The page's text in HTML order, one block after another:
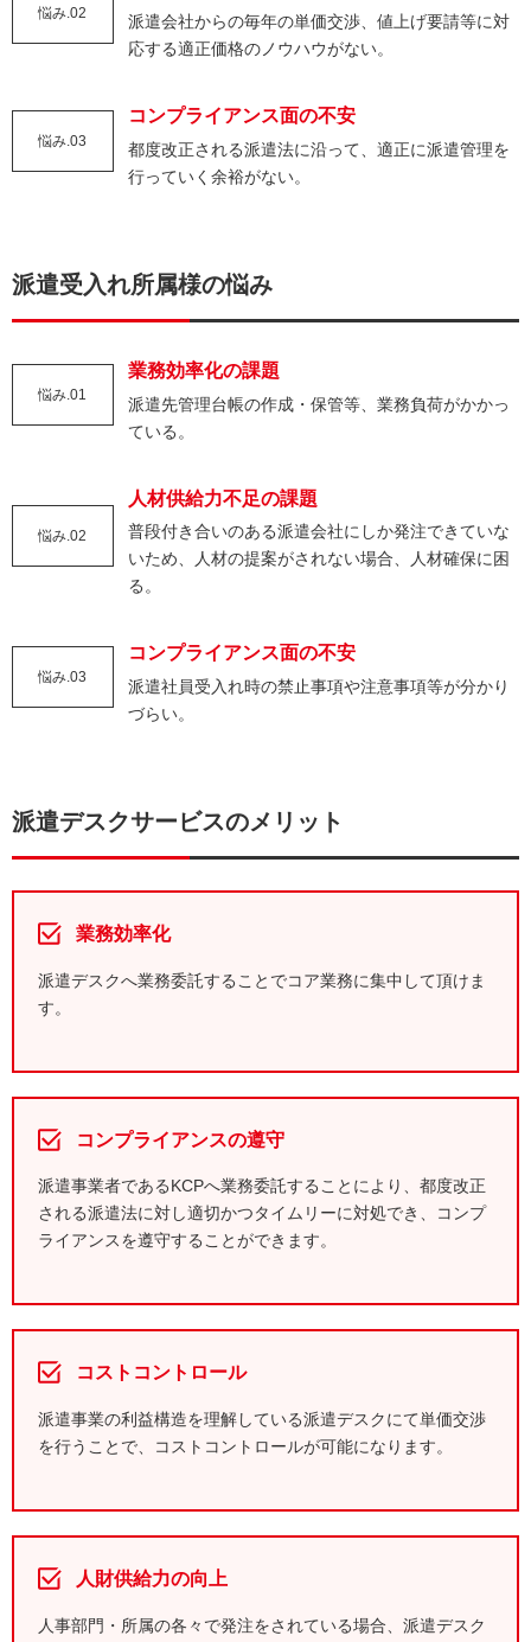
悩み.02
派遣会社からの毎年の単価交渉、値上げ要請等に対
応する適正価格のノウハウがない。
悩み.03
コンプライアンス面の不安
都度改正される派遣法に沿って、適正に派遣管理を
行っていく余裕がない。
派遣受入れ所属様の悩み
悩み.01
業務効率化の課題
派遣先管理台帳の作成・保管等、業務負荷がかかっ
ている。
悩み.02
人材供給力不足の課題
普段付き合いのある派遣会社にしか発注できていな
いため、
人材の提案がされない場合、人材確保に困
る。
悩み.03
コンプライアンス面の不安
派遣社員受入れ時の禁止事項や注意事項等が分かり
づらい。
派遣デスクサービスのメリット
業務効率化
派遣デスクへ業務委託することでコア業務に集中して頂けま
す。
コンプライアンスの遵守
派遣事業者であるKCPへ業務委託することにより、都度改正
される派遣法に対し適切かつタイムリーに対処でき、コンプ
ライアンスを遵守することができます。
コストコントロール
派遣事業の利益構造を理解している派遣デスクにて単価交渉
を行うことで、コストコントロールが可能になります。
人財供給力の向上
人事部門・所属の各々で発注をされている場合、派遣デスク